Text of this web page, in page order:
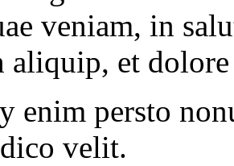
veniam, in
aliquip, et
enim persto
velit.